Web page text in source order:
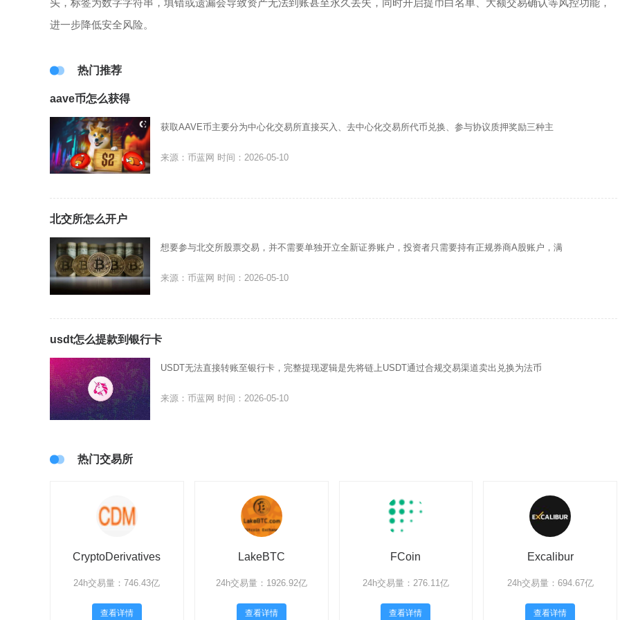
进一步降低安全风险。
热门推荐
aave币怎么获得
获取AAVE币主要分为中心化交易所直接买入、去中心化交易所代币兑换、参与协议质押奖励三种主
来源：币蓝网 时间：2026-05-10
北交所怎么开户
想要参与北交所股票交易，并不需要单独开立全新证券账户，投资者只需要持有正规券商A股账户，满
来源：币蓝网 时间：2026-05-10
usdt怎么提款到银行卡
USDT无法直接转账至银行卡，完整提现逻辑是先将链上USDT通过合规交易渠道卖出兑换为法币
来源：币蓝网 时间：2026-05-10
热门交易所
CryptoDerivatives
24h交易量：746.43亿
查看详情
LakeBTC
24h交易量：1926.92亿
查看详情
FCoin
24h交易量：276.11亿
查看详情
Excalibur
24h交易量：694.67亿
查看详情